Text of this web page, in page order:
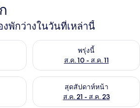
พักว่างในวันที่เหล่านี้
งในคืนนี้ ส.ค. 9 - ส.ค. 10
พรุ่งนี้
ส.ค. 10 - ส.ค. 11
ตรวจสอบจำนวนห้องพักว่างใน
งในสุดสัปดาห์นี้ ส.ค. 14 - ส.ค. 16
สุดสัปดาห์หน้า
ส.ค. 21 - ส.ค. 23
ตรวจสอบจำนวนห้องพักว่างใน